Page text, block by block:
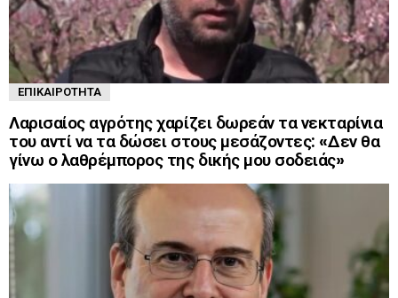
ΕΠΙΚΑΙΡΌΤΗΤΑ
Λαρισαίος αγρότης χαρίζει δωρεάν τα νεκταρίνια
του αντί να τα δώσει στους μεσάζοντες: «Δεν θα
γίνω ο λαθρέμπορος της δικής μου σοδειάς»